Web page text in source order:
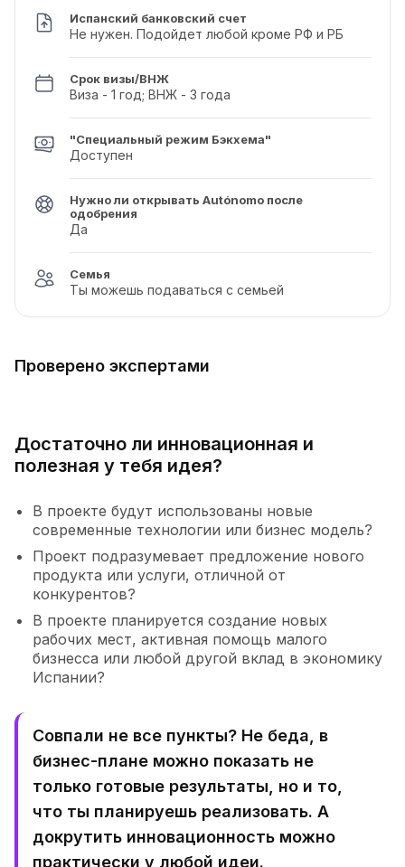
Испанский банковский счет
Не нужен. Подойдет любой кроме РФ и РБ
Срок визы/ВНЖ
Виза - 1 год; ВНЖ - 3 года
"Специальный режим Бэкхема"
Доступен
Нужно ли открывать Autónomo после
одобрения
Да
Семья
Ты можешь подаваться с семьей
Проверено экспертами
Достаточно ли инновационная и
полезная у тебя идея?
В проекте будут использованы новые
современные технологии или бизнес модель?
Проект подразумевает предложение нового
продукта или услуги, отличной от
конкурентов?
В проекте планируется создание новых
рабочих мест, активная помощь малого
бизнесса или любой другой вклад в экономику
Испании?
Совпали не все пункты? Не беда, в
бизнес-плане можно показать не
только готовые результаты, но и то,
что ты планируешь реализовать. А
докрутить инновационность можно
практически у любой идеи.